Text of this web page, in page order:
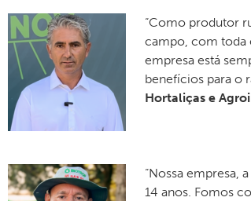
“Como produtor
campo, com toda
empresa está
benefícios para o
Hortaliças e
“Nossa empresa,
14 anos. Fomos